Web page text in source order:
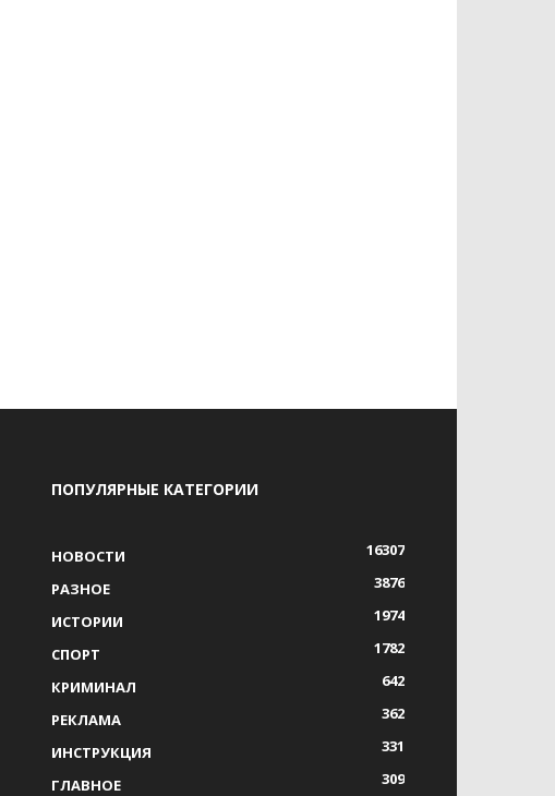
ПОПУЛЯРНЫЕ КАТЕГОРИИ
НОВОСТИ
16307
РАЗНОЕ
3876
ИСТОРИИ
1974
СПОРТ
1782
КРИМИНАЛ
642
РЕКЛАМА
362
ИНСТРУКЦИЯ
331
ГЛАВНОЕ
309